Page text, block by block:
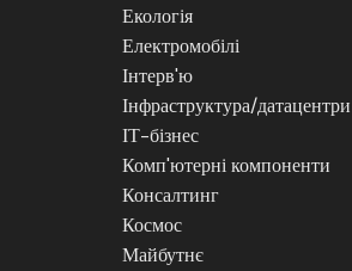
Екологія
Електромобілі
Інтерв'ю
Інфраструктура/датацентри
ІТ-бізнес
Комп'ютерні компоненти
Консалтинг
Космос
Майбутнє